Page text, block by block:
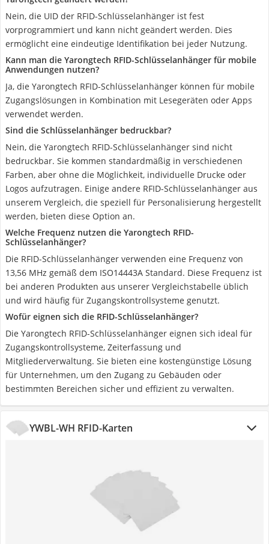
Nein, die UID der RFID-Schlüsselanhänger ist fest
vorprogrammiert und kann nicht geändert werden. Dies
ermöglicht eine eindeutige Identifikation bei jeder Nutzung.
Kann man die Yarongtech RFID-Schlüsselanhänger für mobile
Anwendungen nutzen?
Ja, die Yarongtech RFID-Schlüsselanhänger können für mobile
Zugangslösungen in Kombination mit Lesegeräten oder Apps
verwendet werden.
Sind die Schlüsselanhänger bedruckbar?
Nein, die Yarongtech RFID-Schlüsselanhänger sind nicht
bedruckbar. Sie kommen standardmäßig in verschiedenen
Farben, aber ohne die Möglichkeit, individuelle Drucke oder
Logos aufzutragen. Einige andere RFID-Schlüsselanhänger aus
unserem Vergleich, die speziell für Personalisierung hergestellt
werden, bieten diese Option an.
Welche Frequenz nutzen die Yarongtech RFID-
Schlüsselanhänger?
Die RFID-Schlüsselanhänger verwenden eine Frequenz von
13,56 MHz gemäß dem ISO14443A Standard. Diese Frequenz ist
bei anderen Produkten aus unserer Vergleichstabelle üblich
und wird häufig für Zugangskontrollsysteme genutzt.
Wofür eignen sich die RFID-Schlüsselanhänger?
Die Yarongtech RFID-Schlüsselanhänger eignen sich ideal für
Zugangskontrollsysteme, Zeiterfassung und
Mitgliederverwaltung. Sie bieten eine kostengünstige Lösung
für Unternehmen, um den Zugang zu Gebäuden oder
bestimmten Bereichen sicher und effizient zu verwalten.
YWBL-WH RFID-Karten